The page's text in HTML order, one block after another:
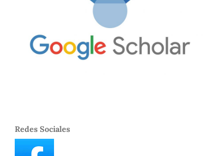
Redes Sociales